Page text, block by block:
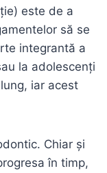
este de a
să se
integrantă a
la adolescenți
iar acest
Chiar și
în timp,